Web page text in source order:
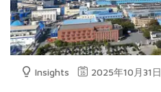
Insights 2025年10月31日